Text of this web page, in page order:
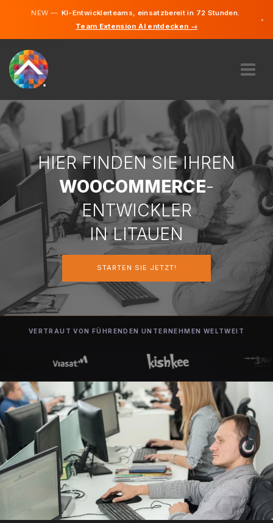
NEW —KI-Entwicklerteams, einsatzbereit in 72 Stunden.
Team Extension AI entdecken →
×
ÜBER UNS
EXPERTISE
WIE FUNKTIONIERT ES?
KARRIERE
FINDEN
LITAUEN
STARTEN SIE JETZT
Englisch
HIER FINDEN SIE IHREN
WOOCOMMERCE-
ENTWICKLER
IN LITAUEN
STARTEN SIE JETZT!
VERTRAUT VON FÜHRENDEN UNTERNEHMEN WELTWEIT